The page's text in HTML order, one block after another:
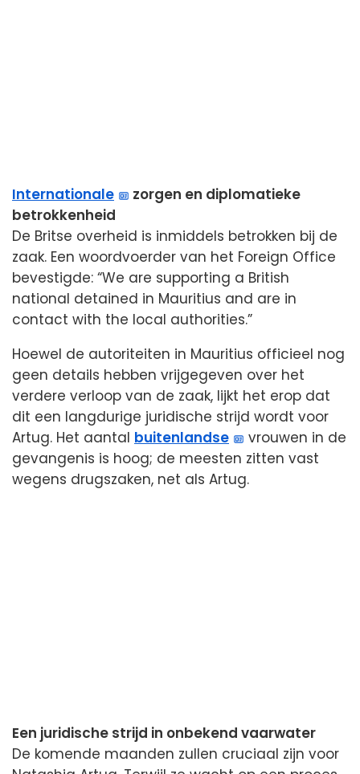
Internationale
zorgen en diplomatieke
betrokkenheid
De Britse overheid is inmiddels betrokken bij de
zaak. Een woordvoerder van het Foreign Office
bevestigde: “We are supporting a British
national detained in Mauritius and are in
contact with the local authorities.”
Hoewel de autoriteiten in Mauritius officieel nog
geen details hebben vrijgegeven over het
verdere verloop van de zaak, lijkt het erop dat
dit een langdurige juridische strijd wordt voor
Artug. Het aantal buitenlandse
vrouwen in de
gevangenis is hoog; de meesten zitten vast
wegens drugszaken, net als Artug.
Een juridische strijd in onbekend vaarwater
De komende maanden zullen cruciaal zijn voor